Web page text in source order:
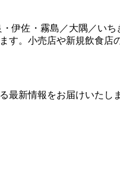
伊佐・霧島／大隅／い
す。小売店や新規飲食
最新情報をお届けいたし